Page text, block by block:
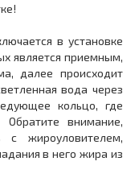
в установке
является приемным,
далее происходит
вода через
кольцо, где
внимание,
с жироуловителем,
в него жира из